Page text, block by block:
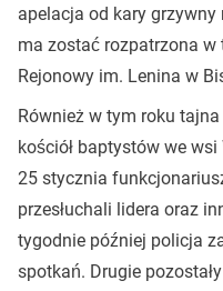
apelacja od kary grzywny
ma zostać rozpatrzona w
Rejonowy im. Lenina w
Również w tym roku
kościół baptystów we
25 stycznia
przesłuchali lidera oraz
tygodnie później policja
spotkań. Drugie